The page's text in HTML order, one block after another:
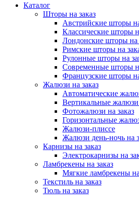
Каталог
Шторы на заказ
Австрийские шторы
Классические шторы
Лондонские шторы на
Римские шторы на
Рулонные шторы на
Современные шторы
Французские шторы
Жалюзи на заказ
Автоматические
Вертикальные жалюзи
Фотожалюзи на заказ
Горизонтальные
Жалюзи-плиссе
Жалюзи день-ночь на
Карнизы на заказ
Электрокарнизы на
Ламбрекены на заказ
Мягкие ламбрекены на
Текстиль на заказ
Тюль на заказ